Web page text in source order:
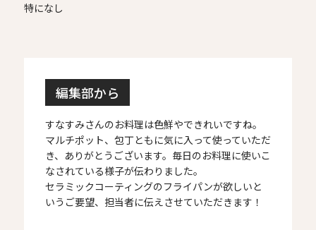
特になし
編集部から
すなすみさんのお料理は色鮮やできれいですね。
マルチポット、包丁ともに気に入って使っていただ
き、ありがとうございます。毎日のお料理に使いこ
なされている様子が伝わりました。
セラミックコーティングのフライパンが欲しいと
いうご要望、担当者に伝えさせていただきます！